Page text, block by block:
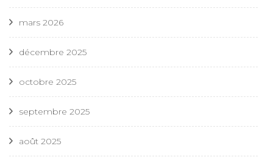
mars 2026
décembre 2025
octobre 2025
septembre 2025
août 2025